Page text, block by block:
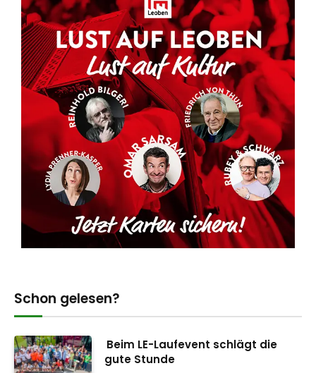
Schon gelesen?
Beim LE-Laufevent schlägt die
gute Stunde